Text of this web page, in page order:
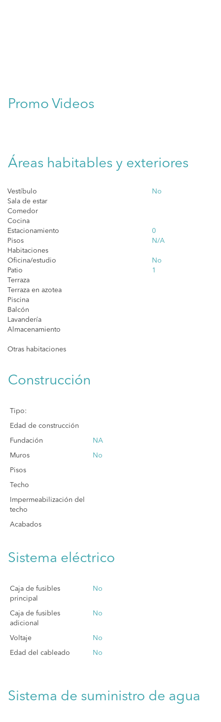
Promo Videos
Áreas habitables y exteriores
Vestíbulo
No
Sala de estar
Comedor
Cocina
Estacionamiento
0
Pisos
N/A
Habitaciones
Oficina/estudio
No
Patio
1
Terraza
Terraza en azotea
Piscina
Balcón
Lavandería
Almacenamiento
Otras habitaciones
Construcción
Tipo:
Edad de construcción
Fundación NA
Muros No
Pisos
Techo
Impermeabilización del
techo
Acabados
Sistema eléctrico
Caja de fusibles
principal
No
Caja de fusibles
adicional
No
Voltaje No
Edad del cableado No
Sistema de suministro de agua